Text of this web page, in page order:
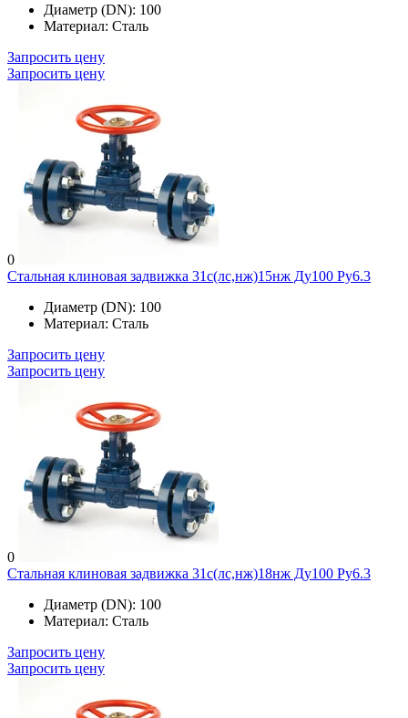
Диаметр (DN): 100
Материал: Сталь
Запросить цену
Запросить цену
0
Стальная клиновая задвижка 31с(лс,нж)15нж Ду100 Ру6.3
Диаметр (DN): 100
Материал: Сталь
Запросить цену
Запросить цену
0
Стальная клиновая задвижка 31с(лс,нж)18нж Ду100 Ру6.3
Диаметр (DN): 100
Материал: Сталь
Запросить цену
Запросить цену